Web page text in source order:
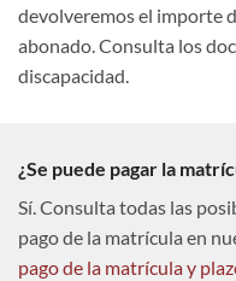
devolveremos el importe
abonado. Consulta los
discapacidad.
¿Se puede pagar la
Sí. Consulta todas las
pago de la matrícula en
pago de la matrícula y